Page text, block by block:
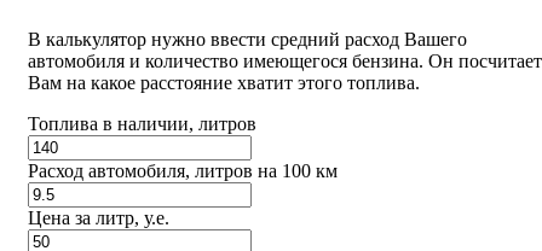
В калькулятор нужно ввести средний расход Вашего
автомобиля и количество имеющегося бензина. Он посчитает
Вам на какое расстояние хватит этого топлива.
Топлива в наличии, литров
Расход автомобиля, литров на 100 км
Цена за литр, у.е.